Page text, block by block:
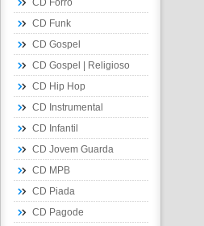
CD Forró
CD Funk
CD Gospel
CD Gospel | Religioso
CD Hip Hop
CD Instrumental
CD Infantil
CD Jovem Guarda
CD MPB
CD Piada
CD Pagode